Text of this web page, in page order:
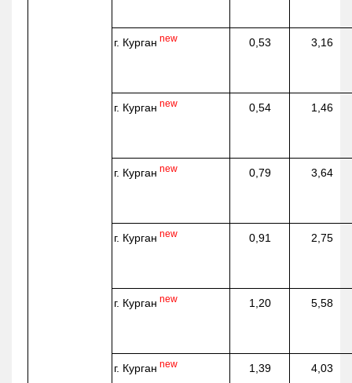
г. Курган new 0,53 3,16
г. Курган new 0,54 1,46
г. Курган new 0,79 3,64
г. Курган new 0,91 2,75
г. Курган new 1,20 5,58
г. Курган new 1,39 4,03